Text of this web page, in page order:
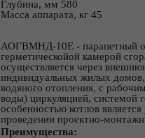
Глубина, мм 580
Масса аппарата, кг 45
АОГВМНД-10Е - парапетный
герметическойой камерой
осуществляется через
индивидуальных жилых
водяного отопления, с
воды) циркуляцией, системой
особенностью котлов
проведении проектно-
Преимущества: